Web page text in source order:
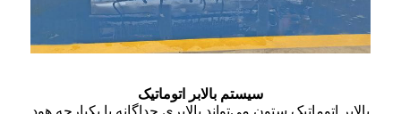
سیستم بالابر اتوماتیک